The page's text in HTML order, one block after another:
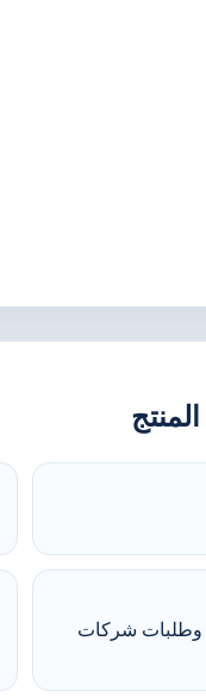
وطلبات شركات